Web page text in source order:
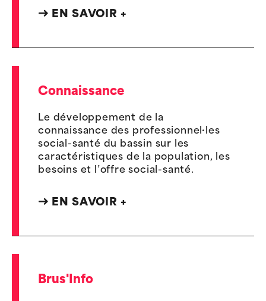
EN SAVOIR +
Connaissance
Le développement de la
connaissance des professionnel·les
social-santé du bassin sur les
caractéristiques de la population, les
besoins et l’offre social-santé.
EN SAVOIR +
Brus'Info